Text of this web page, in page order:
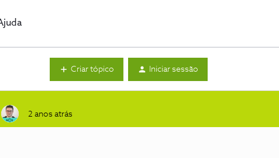
Criar tópico Iniciar sessão
2 anos atrás